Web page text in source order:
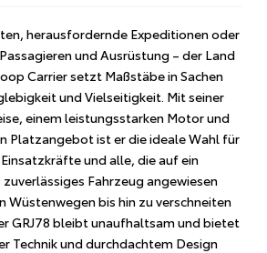
herausfordernde Expeditionen oder
und Ausrüstung – der Land
Carrier setzt Maßstäbe in Sachen
und Vielseitigkeit. Mit seiner
einem leistungsstarken Motor und
Platzangebot ist er die ideale Wahl für
und alle, die auf ein
Fahrzeug angewiesen
Wüstenwegen bis hin zu verschneiten
GRJ78 bleibt unaufhaltsam und bietet
Technik und durchdachtem Design